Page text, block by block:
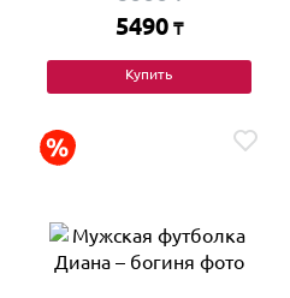
5490 ₸
Купить